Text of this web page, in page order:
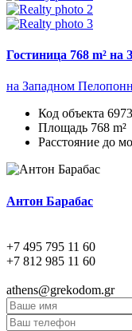
Гостиница 768 m² на
на Западном
Код объекта 6973
Площадь 768 m²
Расстояние до
Антон Барабас
+7 495 795 11 60
+7 812 985 11 60
athens@grekodom.gr